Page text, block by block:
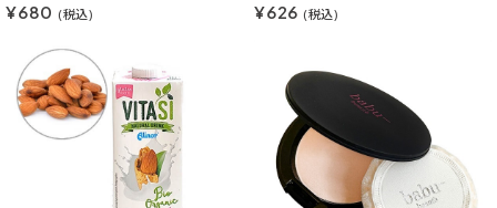
¥680 (税込) ¥626 (税込)